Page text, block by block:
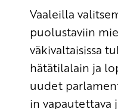
Vaaleilla
puolustaviin
väkivaltaisissa
hätätilalain ja
uudet
in vapautettava